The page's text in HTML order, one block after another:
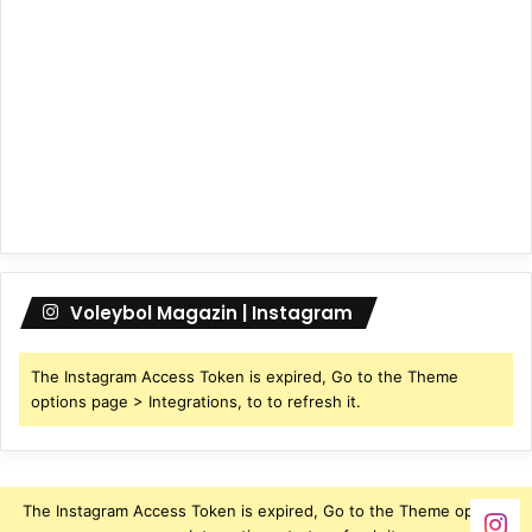
Voleybol Magazin | Instagram
The Instagram Access Token is expired, Go to the Theme
options page > Integrations, to to refresh it.
The Instagram Access Token is expired, Go to the Theme options